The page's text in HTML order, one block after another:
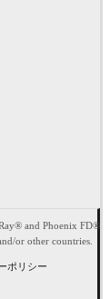
and Phoenix FD®
or other countries.
ポリシー